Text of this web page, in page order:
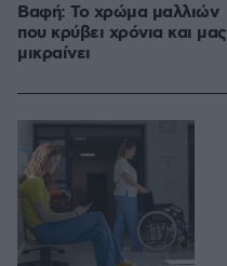
Βαφή: Το χρώμα μαλλιών
που κρύβει χρόνια και μας
μικραίνει